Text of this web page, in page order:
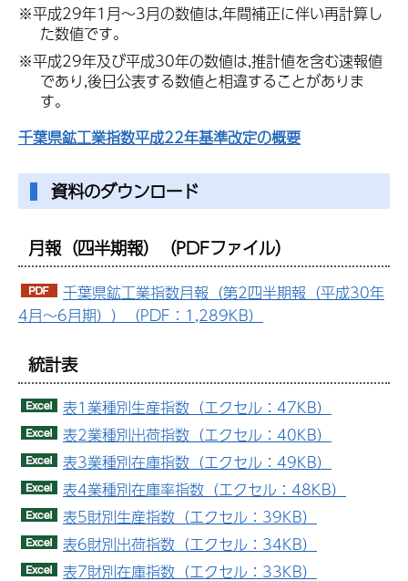
※平成29年1月～3月の数値は,年間補正に伴い再計算し
た数値です。
※平成29年及び平成30年の数値は,推計値を含む速報値
であり,後日公表する数値と相違することがありま
す。
千葉県鉱工業指数平成22年基準改定の概要
資料のダウンロード
月報（四半期報）（PDFファイル）
千葉県鉱工業指数月報（第2四半期報（平成30年
4月～6月期））（PDF：1,289KB）
統計表
表1業種別生産指数（エクセル：47KB）
表2業種別出荷指数（エクセル：40KB）
表3業種別在庫指数（エクセル：49KB）
表4業種別在庫率指数（エクセル：48KB）
表5財別生産指数（エクセル：39KB）
表6財別出荷指数（エクセル：34KB）
表7財別在庫指数（エクセル：33KB）